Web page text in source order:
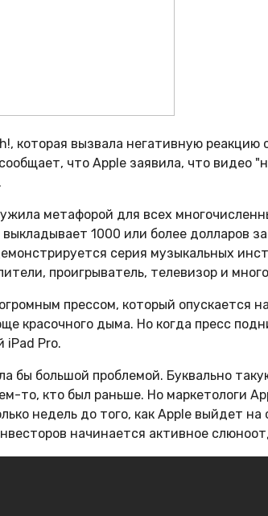
которая вызвала негативную
что Apple заявила, что видео
метафорой для всех
1000 или более долларов
серия музыкальных
проигрыватель, телевизор и
прессом, который опускается
красочного дыма. Но когда пресс
iPad Pro.
бы большой проблемой. Буквально
то, кто был раньше. Но маркетологи
недель до того, как Apple выйдет на
начинается активное